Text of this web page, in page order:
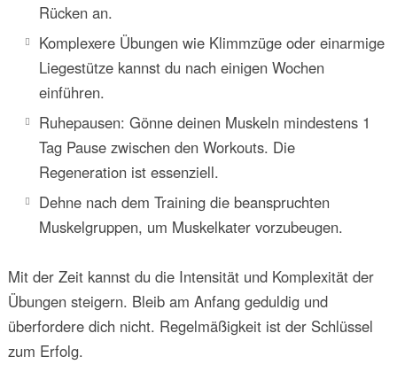
Rücken an.
Komplexere Übungen wie Klimmzüge oder einarmige
Liegestütze kannst du nach einigen Wochen
einführen.
Ruhepausen: Gönne deinen Muskeln mindestens 1
Tag Pause zwischen den Workouts. Die
Regeneration ist essenziell.
Dehne nach dem Training die beanspruchten
Muskelgruppen, um Muskelkater vorzubeugen.
Mit der Zeit kannst du die Intensität und Komplexität der
Übungen steigern. Bleib am Anfang geduldig und
überfordere dich nicht. Regelmäßigkeit ist der Schlüssel
zum Erfolg.